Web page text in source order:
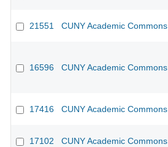
21551 CUNY Academic Commons
16596 CUNY Academic Commons
17416 CUNY Academic Commons
17102 CUNY Academic Commons